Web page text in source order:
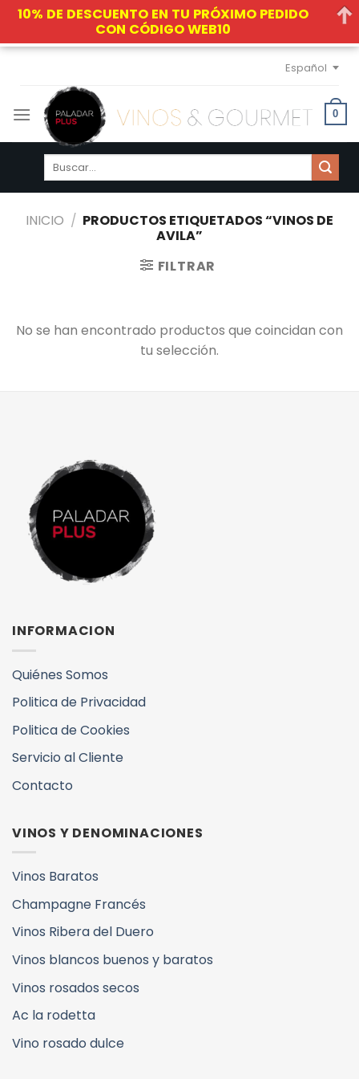
Skip
content
Español
0
Buscar
INICIO / PRODUCTOS ETIQUETADOS “VINOS DE
AVILA”
FILTRAR
No se han encontrado productos que coincidan con
tu selección.
INFORMACION
Quiénes Somos
Politica de Privacidad
Politica de Cookies
Servicio al Cliente
Contacto
VINOS Y DENOMINACIONES
Vinos Baratos
Champagne Francés
Vinos Ribera del Duero
Vinos blancos buenos y baratos
Vinos rosados secos
Ac la rodetta
Vino rosado dulce
10% DE DESCUENTO EN TU PRÓXIMO PEDIDO
CON CÓDIGO WEB10